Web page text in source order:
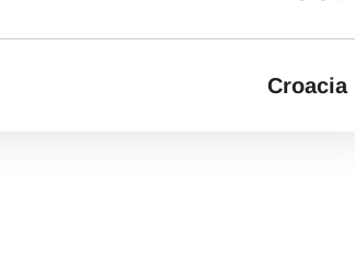
Croacia